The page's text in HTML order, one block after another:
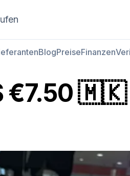
BlogPreiseFinanzen
€7.50 🇲🇰